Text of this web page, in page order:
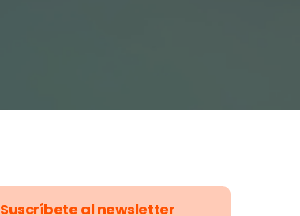
Suscríbete al newsletter